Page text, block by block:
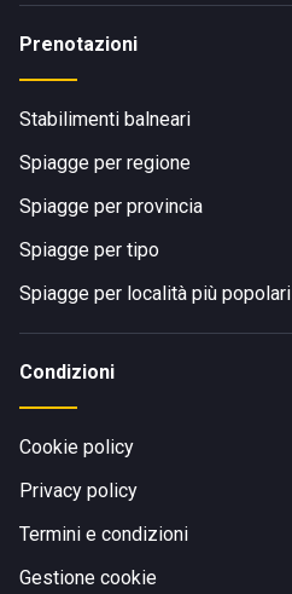
Prenotazioni
Stabilimenti balneari
Spiagge per regione
Spiagge per provincia
Spiagge per tipo
Spiagge per località più popolari
Condizioni
Cookie policy
Privacy policy
Termini e condizioni
Gestione cookie